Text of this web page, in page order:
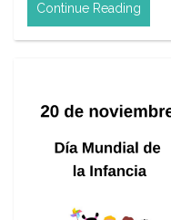
Continue Reading